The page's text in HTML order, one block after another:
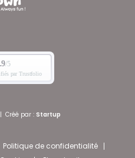
| Créé par : Startup
Politique de confidentialité